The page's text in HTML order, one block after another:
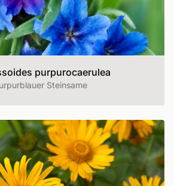
purpurocaerulea
Steinsame